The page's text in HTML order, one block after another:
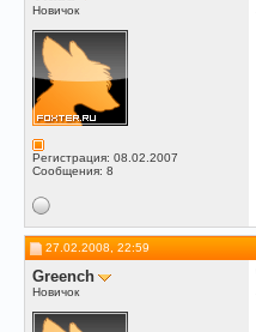
Новичок
Регистрация: 08.02.2007
Сообщения: 8
27.02.2008, 22:59
Greench
Новичок